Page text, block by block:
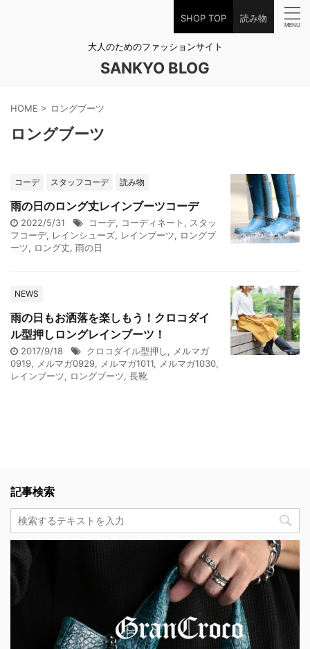
SHOP TOP 読み物
大人のためのファッションサイト
SANKYO BLOG
HOME > ロングブーツ
ロングブーツ
コーデ スタッフコーデ 読み物
雨の日のロング丈レインブーツコーデ
2022/5/31 コーデ, コーディネート , スタッ
フコーデ, レインシューズ, レインブーツ, ロングブ
ーツ, ロング丈, 雨の日
NEWS
雨の日もお洒落を楽しもう！クロコダイ
ル型押しロングレインブーツ！
2017/9/18 クロコダイル型押し, メルマガ
0919, メルマガ0929, メルマガ1011, メルマガ1030,
レインブーツ, ロングブーツ, 長靴
記事検索